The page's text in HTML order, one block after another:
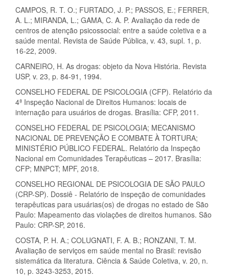
CAMPOS, R. T. O.; FURTADO, J. P.; PASSOS, E.; FERRER,
A. L.; MIRANDA, L.; GAMA, C. A. P. Avaliação da rede de
centros de atenção psicossocial: entre a saúde coletiva e a
saúde mental. Revista de Saúde Pública, v. 43, supl. 1, p.
16-22, 2009.
CARNEIRO, H. As drogas: objeto da Nova História. Revista
USP, v. 23, p. 84-91, 1994.
CONSELHO FEDERAL DE PSICOLOGIA (CFP). Relatório da
4ª Inspeção Nacional de Direitos Humanos: locais de
internação para usuários de drogas. Brasília: CFP, 2011.
CONSELHO FEDERAL DE PSICOLOGIA; MECANISMO
NACIONAL DE PREVENÇÃO E COMBATE À TORTURA;
MINISTÉRIO PÚBLICO FEDERAL. Relatório da Inspeção
Nacional em Comunidades Terapêuticas – 2017. Brasília:
CFP; MNPCT; MPF, 2018.
CONSELHO REGIONAL DE PSICOLOGIA DE SÃO PAULO
(CRP-SP). Dossiê - Relatório de inspeção de comunidades
terapêuticas para usuárias(os) de drogas no estado de São
Paulo: Mapeamento das violações de direitos humanos. São
Paulo: CRP-SP, 2016.
COSTA, P. H. A.; COLUGNATI, F. A. B.; RONZANI, T. M.
Avaliação de serviços em saúde mental no Brasil: revisão
sistemática da literatura. Ciência & Saúde Coletiva, v. 20, n.
10, p. 3243-3253, 2015.